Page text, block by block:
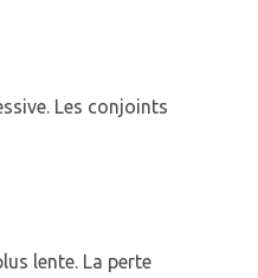
Les conjoints
lente. La perte